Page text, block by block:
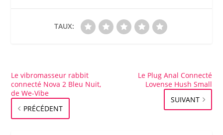
TAUX:
Le vibromasseur rabbit
connecté Nova 2 Bleu Nuit,
de We-Vibe
PRÉCÉDENT
Le Plug Anal Connecté
Lovense Hush Small
SUIVANT